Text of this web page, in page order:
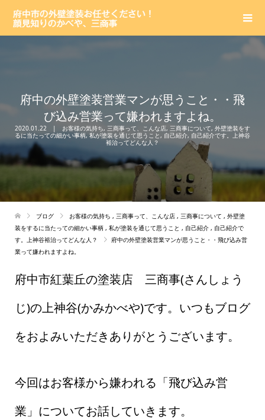
府中の外壁塗装営業マンが思うこと・・飛
び込み営業って嫌われますよね。
2020.01.22 お客様の気持ち, 三商事って、こんな店, 三商事について, 外壁塗装をす
るに当たっての細かい事柄, 私が塗装を通じて思うこと, 自己紹介, 自己紹介です。上神谷
裕治ってどんな人？
ブログ お客様の気持ち , 三商事って、こんな店 , 三商事について , 外壁塗
装をするに当たっての細かい事柄 , 私が塗装を通じて思うこと , 自己紹介 , 自己紹介で
す。上神谷裕治ってどんな人？
府中の外壁塗装営業マンが思うこと・・飛び込み営
業って嫌われますよね。
府中市紅葉丘の塗装店 三商事(さんしょう
じ)の上神谷(かみかべや)です。いつもブログ
をおよみいただきありがとうございます。
今回はお客様から嫌われる「飛び込み営
業」についてお話していきます。